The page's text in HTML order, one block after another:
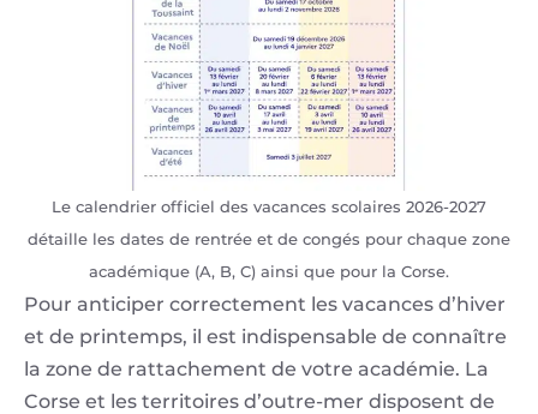
Le calendrier officiel des vacances scolaires 2026-2027
détaille les dates de rentrée et de congés pour chaque zone
académique (A, B, C) ainsi que pour la Corse.
Pour anticiper correctement les vacances d’hiver
et de printemps, il est indispensable de connaître
la zone de rattachement de votre académie. La
Corse et les territoires d’outre-mer disposent de